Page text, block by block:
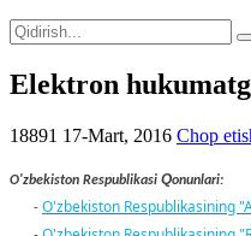
Elektron
18891 17-Mart, 2016 Chop
O'zbekiston Respublikasi Qonunlari:
- O'zbekiston Respublikasining